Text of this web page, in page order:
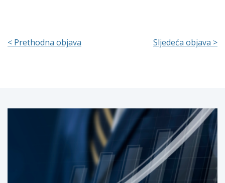
< Prethodna objava Sljedeća objava >